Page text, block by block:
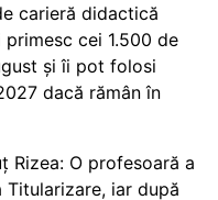
carieră didactică
cei 1.500 de
și îi pot folosi
dacă rămân în
Rizea: O profesoară a
Titularizare, iar după